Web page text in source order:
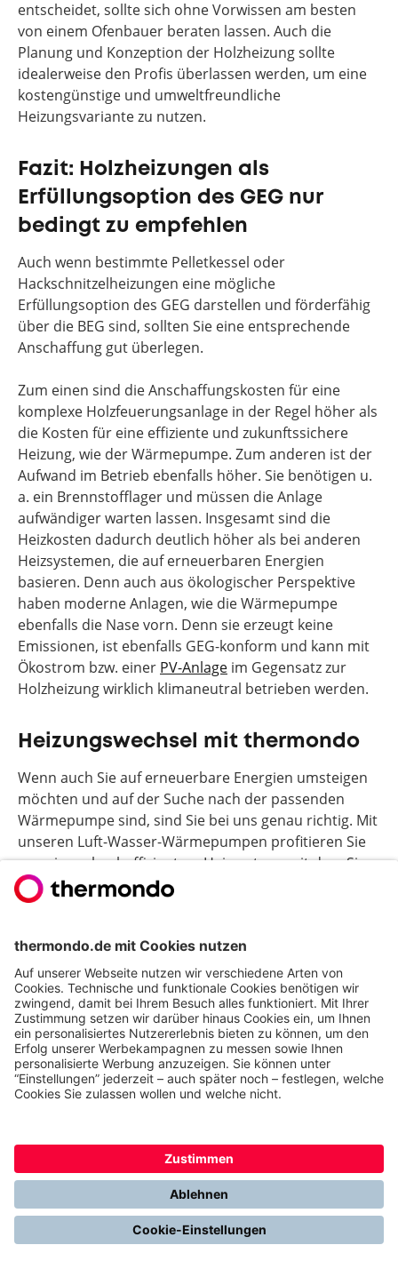
entscheidet, sollte sich ohne Vorwissen am besten
von einem Ofenbauer beraten lassen. Auch die
Planung und Konzeption der Holzheizung sollte
idealerweise den Profis überlassen werden, um eine
kostengünstige und umweltfreundliche
Heizungsvariante zu nutzen.
Fazit: Holzheizungen als
Erfüllungsoption des GEG nur
bedingt zu empfehlen
Auch wenn bestimmte Pelletkessel oder
Hackschnitzelheizungen eine mögliche
Erfüllungsoption des GEG darstellen und förderfähig
über die BEG sind, sollten Sie eine entsprechende
Anschaffung gut überlegen.
Zum einen sind die Anschaffungskosten für eine
komplexe Holzfeuerungsanlage in der Regel höher als
die Kosten für eine effiziente und zukunftssichere
Heizung, wie der Wärmepumpe. Zum anderen ist der
Aufwand im Betrieb ebenfalls höher. Sie benötigen u.
a. ein Brennstofflager und müssen die Anlage
aufwändiger warten lassen. Insgesamt sind die
Heizkosten dadurch deutlich höher als bei anderen
Heizsystemen, die auf erneuerbaren Energien
basieren. Denn auch aus ökologischer Perspektive
haben moderne Anlagen, wie die Wärmepumpe
ebenfalls die Nase vorn. Denn sie erzeugt keine
Emissionen, ist ebenfalls GEG-konform und kann mit
Ökostrom bzw. einer PV-Anlage im Gegensatz zur
Holzheizung wirklich klimaneutral betrieben werden.
Heizungswechsel mit thermondo
Wenn auch Sie auf erneuerbare Energien umsteigen
möchten und auf der Suche nach der passenden
Wärmepumpe sind, sind Sie bei uns genau richtig. Mit
unseren Luft-Wasser-Wärmepumpen profitieren Sie
von einem hocheffizientem Heizsystem, mit dem Sie
auch im Altbau effektiv heizen.
thermondo, übernehmen wir alle weiteren Schritte
von der Planung bis zur Installation sowie Wartung
durch unsere Techniker in ganz Deutschland. Alle
notwendigen Elektrikerarbeiten und die
Fundamenterstellung für die neue Wärmepumpe sind
in unserem Komplettpaket enthalten. Mit unserem
Förderservice sorgen wir außerdem dafür, dass Sie
das Maximum an möglicher Förderung bekommen.
Nutzen Sie einfach unserenHeizungsplanerund
erhalten Sie zeitnah eine Beratung.
Wärmepumpe für Altbau ab 9.000 inkl.
Förderung